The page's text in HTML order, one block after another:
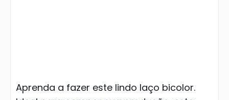
Aprenda a fazer este lindo laço bicolor.